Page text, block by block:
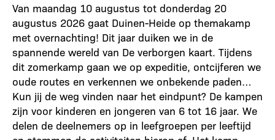
Van maandag 10 augustus tot donderdag 20
augustus 2026 gaat Duinen-Heide op themakamp
met overnachting! Dit jaar duiken we in de
spannende wereld van De verborgen kaart. Tijdens
dit zomerkamp gaan we op expeditie, ontcijferen we
oude routes en verkennen we onbekende paden…
Kun jij de weg vinden naar het eindpunt? De kampen
zijn voor kinderen en jongeren van 6 tot 16 jaar. We
delen de deelnemers op in leefgroepen per leeftijd